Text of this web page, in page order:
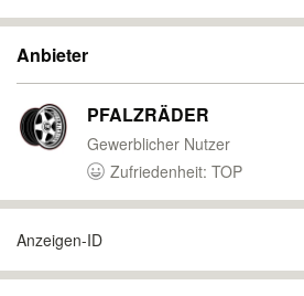
Anbieter
PFALZRÄDER
Gewerblicher Nutzer
Zufriedenheit: TOP
Anzeigen-ID